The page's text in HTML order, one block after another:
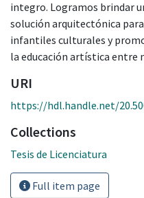
integro. Logramos brindar
solución arquitectónica
infantiles culturales y
la educación artística entre
URI
https://hdl.handle.net/
Collections
Tesis de Licenciatura
Full item page